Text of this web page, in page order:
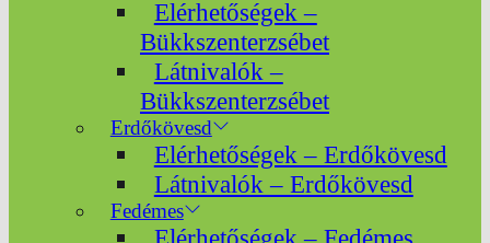
Elérhetőségek –
Bükkszenterzsébet
Látnivalók –
Bükkszenterzsébet
Erdőkövesd
Elérhetőségek – Erdőkövesd
Látnivalók – Erdőkövesd
Fedémes